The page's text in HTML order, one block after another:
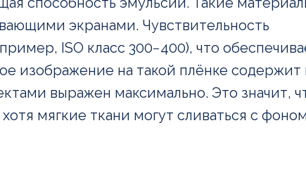
экранами. Чувствительность
ISO класс 300−400), что
изображение на такой плёнке
выражен максимально. Это значит,
мягкие ткани могут сливаться с